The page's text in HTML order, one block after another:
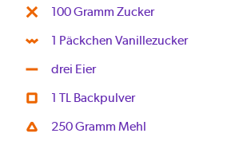
100 Gramm Zucker
1 Päckchen Vanillezucker
drei Eier
1 TL Backpulver
250 Gramm Mehl